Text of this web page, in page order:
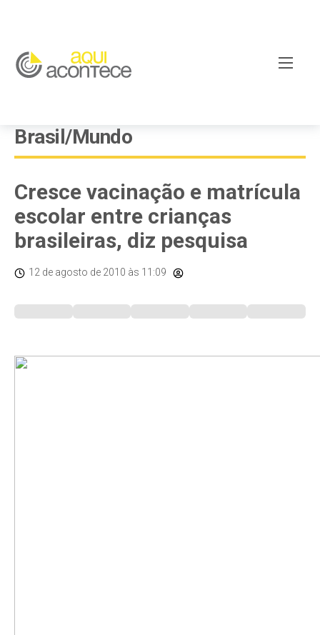
Brasil/Mundo
Cresce vacinação e matrícula
escolar entre crianças
brasileiras, diz pesquisa
12 de agosto de 2010 às 11:09